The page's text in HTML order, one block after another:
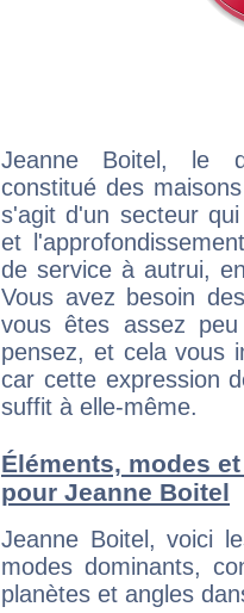
Jeanne Boitel, le
constitué des
s'agit d'un secteur
et
de service à autrui,
Vous avez besoin
vous êtes assez
pensez, et cela vous
car cette expression
suffit à elle-même.
Éléments, modes
pour Jeanne Boitel
Jeanne Boitel, voici
modes dominants,
planètes et angles